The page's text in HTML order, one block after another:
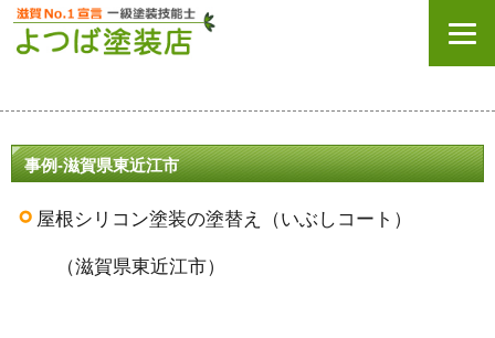
事例-滋賀県東近江市
屋根シリコン塗装の塗替え（いぶしコート）
（滋賀県東近江市）